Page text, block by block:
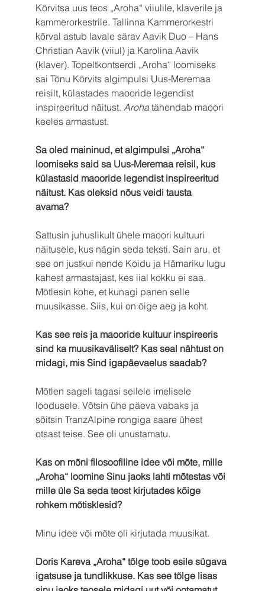
Kõrvitsa uus teos „Aroha“ viiulile, klaverile ja
kammerorkestrile. Tallinna Kammerorkestri
kõrval astub lavale särav Aavik Duo – Hans
Christian Aavik (viiul) ja Karolina Aavik
(klaver). Topeltkontserdi „Aroha“ loomiseks
sai Tõnu Kõrvits algimpulsi Uus-Meremaa
reisilt, külastades maooride legendist
inspireeritud näitust. Aroha tähendab maoori
keeles armastust.
Sa oled maininud, et algimpulsi „Aroha“
loomiseks said sa Uus-Meremaa reisil, kus
külastasid maooride legendist inspireeritud
näitust. Kas oleksid nõus veidi tausta
avama?
Sattusin juhuslikult ühele maoori kultuuri
näitusele, kus nägin seda teksti. Sain aru, et
see on justkui nende Koidu ja Hämariku lugu
kahest armastajast, kes iial kokku ei saa.
Mõtlesin kohe, et kunagi panen selle
muusikasse. Siis, kui on õige aeg ja koht.
Kas see reis ja maooride kultuur inspireeris
sind ka muusikaväliselt? Kas seal nähtust on
midagi, mis Sind igapäevaelus saadab?
Mõtlen sageli tagasi sellele imelisele
loodusele. Võtsin ühe päeva vabaks ja
sõitsin TranzAlpine rongiga saare ühest
otsast teise. See oli unustamatu.
Kas on mõni filosoofiline idee või mõte, mille
„Aroha“ loomine Sinu jaoks lahti mõtestas või
mille üle Sa seda teost kirjutades kõige
rohkem mõtisklesid?
Minu idee või mõte oli kirjutada muusikat.
Doris Kareva „Aroha“ tõlge toob esile sügava
igatsuse ja tundlikkuse. Kas see tõlge lisas